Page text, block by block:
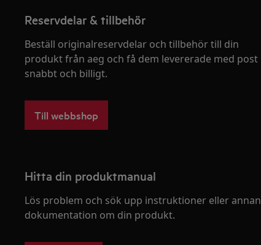
Reservdelar & tillbehör
Beställ originalreservdelar och tillbehör till din
produkt från aeg och få dem levererade med post
snabbt och billigt.
Till webbshop
Hitta din produktmanual
Lös problem och sök upp instruktioner eller annan
dokumentation om din produkt.